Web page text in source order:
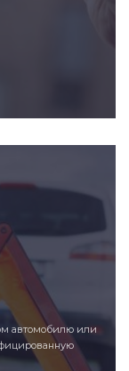
автомобилю или